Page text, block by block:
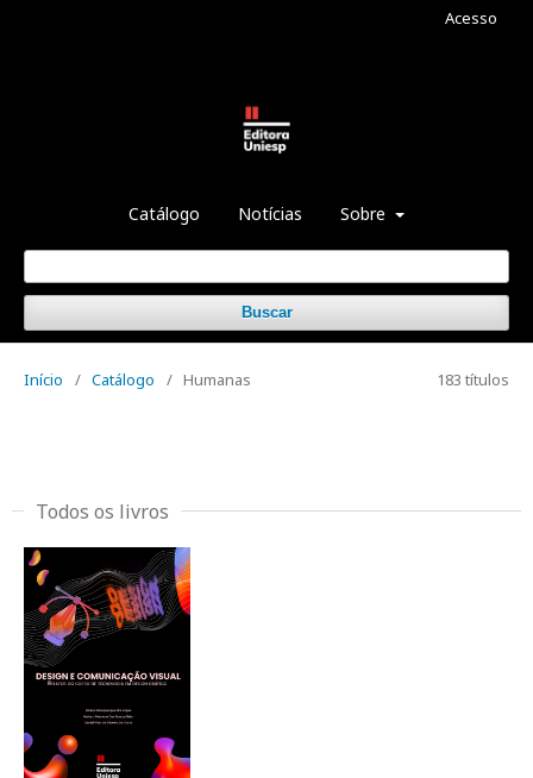
Catálogo Notícias Sobre
Buscar
Acesso
Início / Catálogo / Humanas 183 títulos
Todos os livros